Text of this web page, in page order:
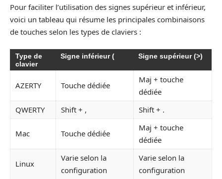
Pour faciliter l’utilisation des signes supérieur et inférieur,
voici un tableau qui résume les principales combinaisons
de touches selon les types de claviers :
Type de
clavier
Signe inférieur ( Signe supérieur (>)
AZERTY Touche dédiée
Maj + touche
dédiée
QWERTY
Shift + , Shift + .
Mac Touche dédiée
Maj + touche
dédiée
Linux
Varie selon la
configuration
Varie selon la
configuration